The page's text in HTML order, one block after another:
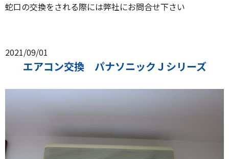
蛇口の交換をされる際には弊社にお問合せ下さい
2021/09/01
エアコン交換 パナソニックＪシリーズ